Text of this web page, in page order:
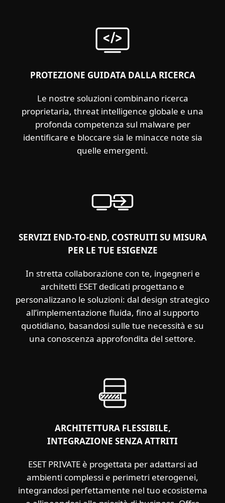
PROTEZIONE GUIDATA DALLA RICERCA
Le nostre soluzioni combinano ricerca
proprietaria, threat intelligence globale e una
profonda competenza sul malware per
identificare e bloccare sia le minacce note sia
quelle emergenti.
SERVIZI END‑TO‑END, COSTRUITI SU MISURA
PER LE TUE ESIGENZE
In stretta collaborazione con te, ingegneri e
architetti ESET dedicati progettano e
personalizzano le soluzioni: dal design strategico
all’implementazione fluida, fino al supporto
quotidiano, basandosi sulle tue necessità e su
una conoscenza approfondita del settore.
ARCHITETTURA FLESSIBILE,
INTEGRAZIONE SENZA ATTRITI
ESET PRIVATE è progettata per adattarsi ad
ambienti complessi e perimetri eterogenei,
integrandosi perfettamente nel tuo ecosistema